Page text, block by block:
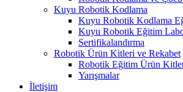
Kuyu Robotik Kodlama
Kuyu Robotik Kodlama
Kuyu Robotik Eğitim
Sertifikalandırma
Robotik Ürün Kitleri ve Rekabet
Robotik Eğitim Ürün
Yarışmalar
İletişim